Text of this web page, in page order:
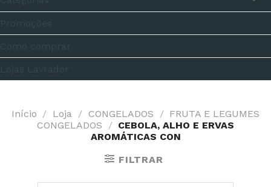
Início / Loja / CONGELADOS / FRUTA E LEGUMES
CONGELADOS
/ CEBOLA, ALHO E ERVAS
AROMÁTICAS CON
FILTRAR